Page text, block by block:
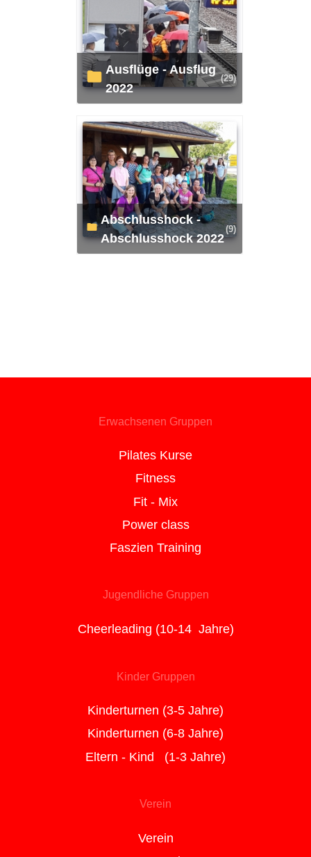
Ausflüge - Ausflug
2022
(29)
Abschlusshock -
Abschlusshock 2022
(9)
Erwachsenen Gruppen
Pilates Kurse
Fitness
Fit - Mix
Power class
Faszien Training
Jugendliche Gruppen
Cheerleading (10-14 Jahre)
Kinder Gruppen
Kinderturnen (3-5 Jahre)
Kinderturnen (6-8 Jahre)
Eltern - Kind (1-3 Jahre)
Verein
Verein